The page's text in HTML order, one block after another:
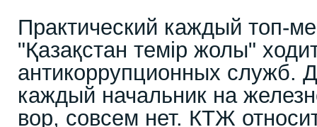
Практический каждый топ-
"Қазақстан темiр жолы"
антикоррупционных служб.
каждый начальник на
вор, совсем нет. КТЖ